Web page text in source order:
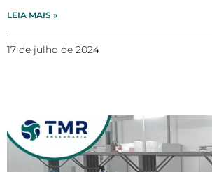
LEIA MAIS »
17 de julho de 2024